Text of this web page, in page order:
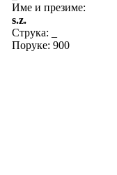
Име и презиме:
s.z.
Струка:
Поруке: 900